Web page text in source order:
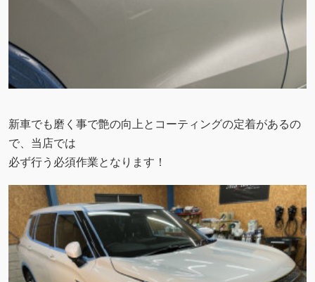
新車でも磨く事で艶の向上とコーティングの定着があるの
で、当店では
必ず行う必須作業となります！